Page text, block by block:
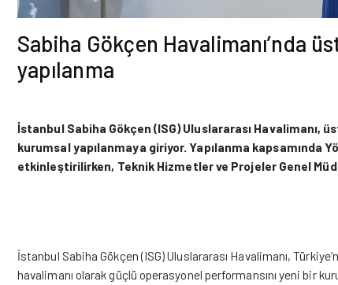
Sabiha Gökçen Havalimanı’nda
yapılanma
İstanbul Sabiha Gökçen (ISG) Uluslararası Havalimanı,
kurumsal yapılanmaya giriyor. Yapılanma kapsamında
etkinleştirilirken, Teknik Hizmetler ve Projeler Genel
İstanbul Sabiha Gökçen (ISG) Uluslararası Havalimanı,
havalimanı olarak güçlü operasyonel performansını yeni bir